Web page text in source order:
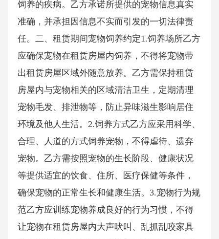
饲养的疾病。乙方承诺所提供的宠物信息真实
准确，并承担因信息不实而引发的一切法律责
任。二、租赁期间宠物饲养约定1.饲养场所乙方
应确保宠物在租赁房屋内饲养，不得将宠物带
出租赁房屋区域外随意放养。乙方需保持租赁
房屋内与宠物相关的区域清洁卫生，定期清理
宠物毛发、排泄物等，防止异味滋生影响居住
环境及他人生活。2.饲养方式乙方应采用科学、
合理、人道的方式饲养宠物，不得虐待、遗弃
宠物。乙方需按照宠物的生长阶段、健康状况
等提供适宜的饮食、住所、医疗保健等条件，
确保宠物的正常生长和健康生活。3.宠物行为规
范乙方应训练宠物养成良好的行为习惯，不得
让宠物在租赁房屋内大声吠叫、乱抓乱咬家具